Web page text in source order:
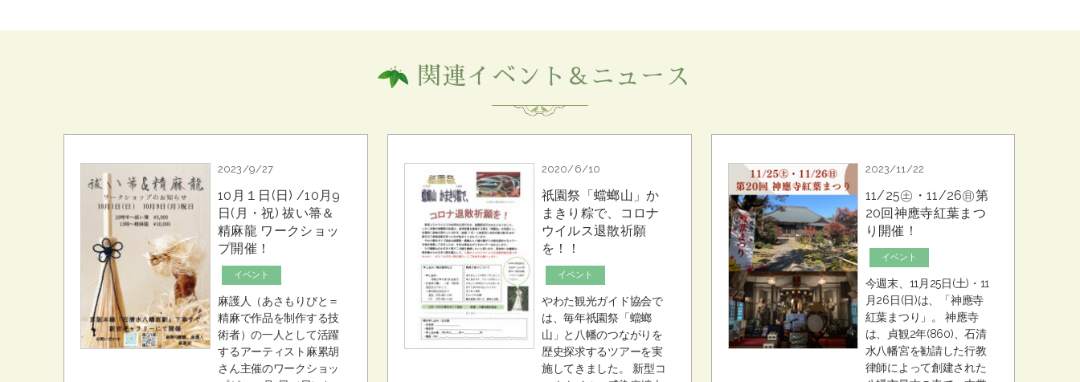
関連イベント＆ニュース
2023/9/27
10月１日(日) /10月9
日(月・祝) 祓い箒＆
精麻龍 ワークショッ
プ開催！
イベント
麻護人（あさもりびと＝
精麻で作品を制作する技
術者）の一人として活躍
するアーティスト麻累胡
さん主催のワークショッ
2020/6/10
祇園祭「蟷螂山」か
まきり粽で、コロナ
ウイルス退散祈願
を！！
イベント
やわた観光ガイド協会で
は、毎年祇園祭「蟷螂
山」と八幡のつながりを
歴史探求するツアーを実
施してきました。 新型コ
2023/11/22
11/25㊏・11/26㊐第
20回神應寺紅葉まつ
り開催！
イベント
今週末、11月25日(土)・11
月26日(日)は、「神應寺
紅葉まつり」。 神應寺
は、貞観2年(860)、石清
水八幡宮を勧請した行教
律師によって創建された